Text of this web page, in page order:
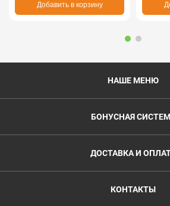
Добавить в корзину
НАШЕ МЕНЮ
БОНУСНАЯ
ДОСТАВКА И
КОНТАКТЫ